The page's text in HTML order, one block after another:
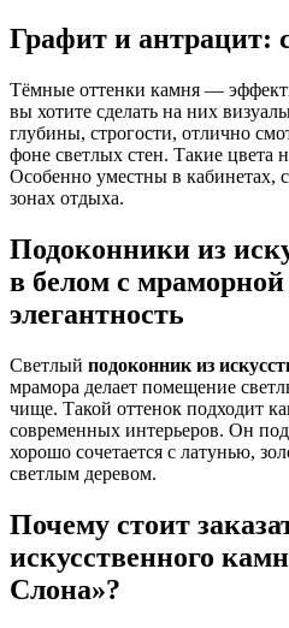
Графит и антрацит:
Тёмные оттенки камня —
вы хотите сделать на них
глубины, строгости, отлично
фоне светлых стен. Такие цвета
Особенно уместны в кабинетах,
зонах отдыха.
Подоконники из
в белом с мраморной
элегантность
Светлый подоконник из
мрамора делает помещение
чище. Такой оттенок подходит
современных интерьеров. Он
хорошо сочетается с латунью,
светлым деревом.
Почему стоит
искусственного
Слона»?